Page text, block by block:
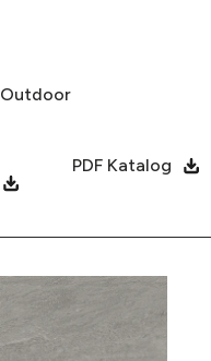
Outdoor
PDF Katalog